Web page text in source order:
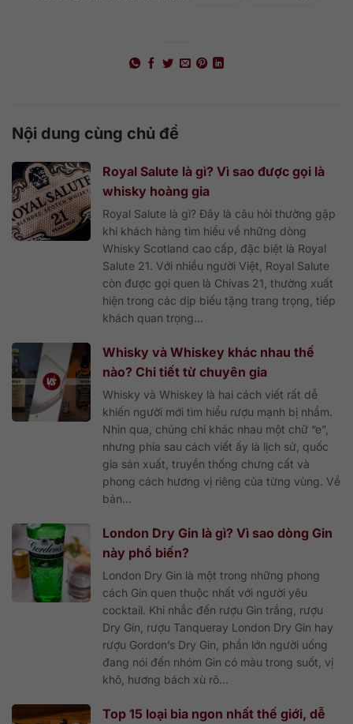
Nội dung cùng chủ đề
Royal Salute là gì? Vì sao được gọi là
whisky hoàng gia
Royal Salute là gì? Đây là câu hỏi thường gặp
khi khách hàng tìm hiểu về những dòng
Whisky Scotland cao cấp, đặc biệt là Royal
Salute 21. Với nhiều người Việt, Royal Salute
còn được gọi quen là Chivas 21, thường xuất
hiện trong các dịp biếu tặng trang trọng, tiếp
khách quan trọng...
Whisky và Whiskey khác nhau thế
nào? Chi tiết từ chuyên gia
Whisky và Whiskey là hai cách viết rất dễ
khiến người mới tìm hiểu rượu mạnh bị nhầm.
Nhìn qua, chúng chỉ khác nhau một chữ “e”,
nhưng phía sau cách viết ấy là lịch sử, quốc
gia sản xuất, truyền thống chưng cất và
phong cách hương vị riêng của từng vùng. Về
bản...
London Dry Gin là gì? Vì sao dòng Gin
này phổ biến?
London Dry Gin là một trong những phong
cách Gin quen thuộc nhất với người yêu
cocktail. Khi nhắc đến rượu Gin trắng, rượu
Dry Gin, rượu Tanqueray London Dry Gin hay
rượu Gordon’s Dry Gin, phần lớn người uống
đang nói đến nhóm Gin có màu trong suốt, vị
khô, hương bách xù rõ...
Top 15 loại bia ngon nhất thế giới, dễ